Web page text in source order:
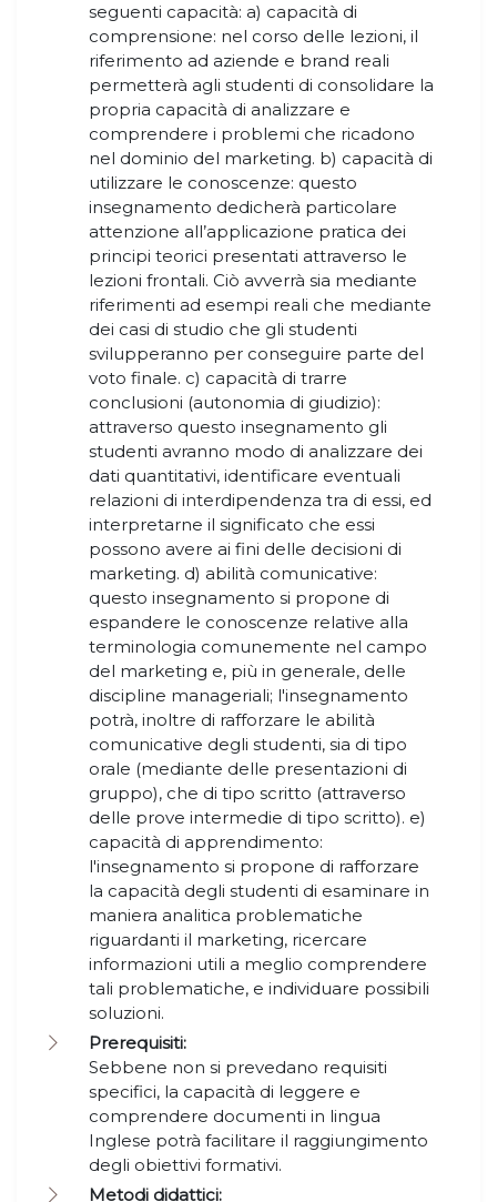
seguenti capacità: a) capacità di
comprensione: nel corso delle lezioni, il
riferimento ad aziende e brand reali
permetterà agli studenti di consolidare la
propria capacità di analizzare e
comprendere i problemi che ricadono
nel dominio del marketing. b) capacità di
utilizzare le conoscenze: questo
insegnamento dedicherà particolare
attenzione all’applicazione pratica dei
principi teorici presentati attraverso le
lezioni frontali. Ciò avverrà sia mediante
riferimenti ad esempi reali che mediante
dei casi di studio che gli studenti
svilupperanno per conseguire parte del
voto finale. c) capacità di trarre
conclusioni (autonomia di giudizio):
attraverso questo insegnamento gli
studenti avranno modo di analizzare dei
dati quantitativi, identificare eventuali
relazioni di interdipendenza tra di essi, ed
interpretarne il significato che essi
possono avere ai fini delle decisioni di
marketing. d) abilità comunicative:
questo insegnamento si propone di
espandere le conoscenze relative alla
terminologia comunemente nel campo
del marketing e, più in generale, delle
discipline manageriali; l'insegnamento
potrà, inoltre di rafforzare le abilità
comunicative degli studenti, sia di tipo
orale (mediante delle presentazioni di
gruppo), che di tipo scritto (attraverso
delle prove intermedie di tipo scritto). e)
capacità di apprendimento:
l'insegnamento si propone di rafforzare
la capacità degli studenti di esaminare in
maniera analitica problematiche
riguardanti il marketing, ricercare
informazioni utili a meglio comprendere
tali problematiche, e individuare possibili
soluzioni.
Prerequisiti:
Sebbene non si prevedano requisiti
specifici, la capacità di leggere e
comprendere documenti in lingua
Inglese potrà facilitare il raggiungimento
degli obiettivi formativi.
Metodi didattici: